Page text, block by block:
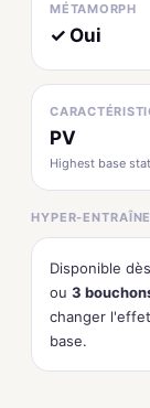
MÉTAMORPH
✓ Oui
PV
Highest base stat
HYPER-
Disponible
ou 3
changer
base.